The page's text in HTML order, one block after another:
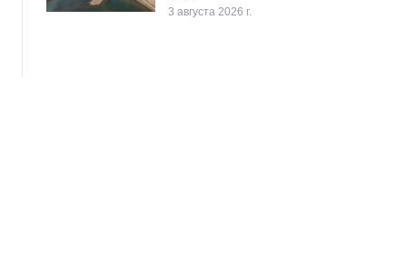
3 августа 2026 г.